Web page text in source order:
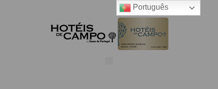
Português